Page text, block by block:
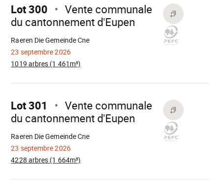
Lot 300
Vente communale
du cantonnement d'Eupen
23 septembre 2026
Raeren Die Gemeinde Cne
1019 arbres (1 461m³)
Chargement
Aller
Lot 301
Vente communale
du cantonnement d'Eupen
23 septembre 2026
Raeren Die Gemeinde Cne
4228 arbres (1 664m³)
Chargement
Aller